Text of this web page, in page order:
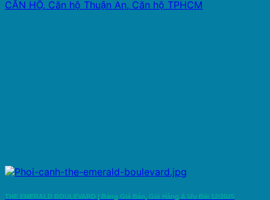
CĂN HỘ, Căn hộ Thuận An, Căn hộ TPHCM
THE EMERALD BOULEVARD | Bảng Giá Bán, Giỏ Hàng & Ưu Đãi 12/2025